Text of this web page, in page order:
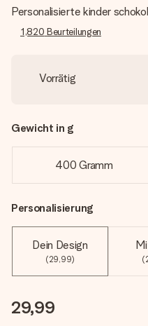
Personalisierte kinder
1,820 Beurteilungen
Vorrätig
Gewicht in g
400 Gramm
Personalisierung
Dein Design
(29,99)
29,99